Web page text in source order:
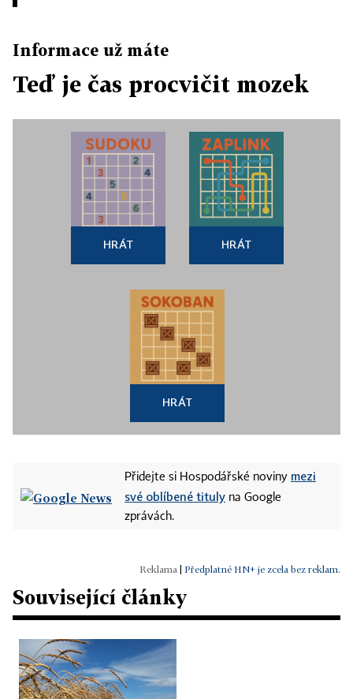
Informace už máte
Teď je čas procvičit mozek
HRÁT HRÁT
HRÁT
Přidejte si Hospodářské noviny mezi
své oblíbené tituly na Google
zprávách.
Předplatné HN+ je zcela bez reklam.
Související články